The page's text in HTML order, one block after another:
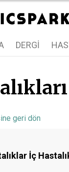
DERGI
geri dön
İç